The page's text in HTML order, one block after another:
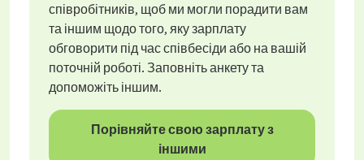
співробітників, щоб ми могли порадити вам
та іншим щодо того, яку зарплату
обговорити під час співбесіди або на вашій
поточній роботі. Заповніть анкету та
допоможіть іншим.
Порівняйте свою зарплату з
іншими